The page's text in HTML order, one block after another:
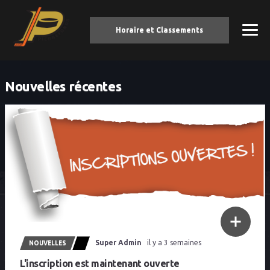
Horaire et Classements
Nouvelles récentes
NOUVELLES Super Admin il y a 3 semaines
L'inscription est maintenant ouverte